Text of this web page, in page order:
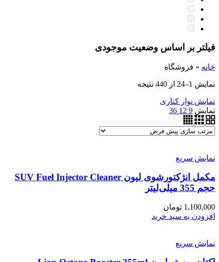
فیلتر بر اساس وضعیت موجودی
خانه » فروشگاه
نمایش 1–24 از 440 نتیجه
نمایش نوار کناری
نمایش 9
12
36
نمایش سریع
مکمل انژکتورشوی لیون SUV Fuel Injector Cleaner
حجم 355 میلی‌لیتر
1,100,000 تومان
افزودن به سبد خرید
نمایش سریع